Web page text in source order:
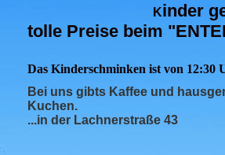
Kinder
tolle Preise beim
Das Kinderschminken ist von 12:30
Bei uns gibts Kaffee und
Kuchen.
...in der Lachnerstraße 43